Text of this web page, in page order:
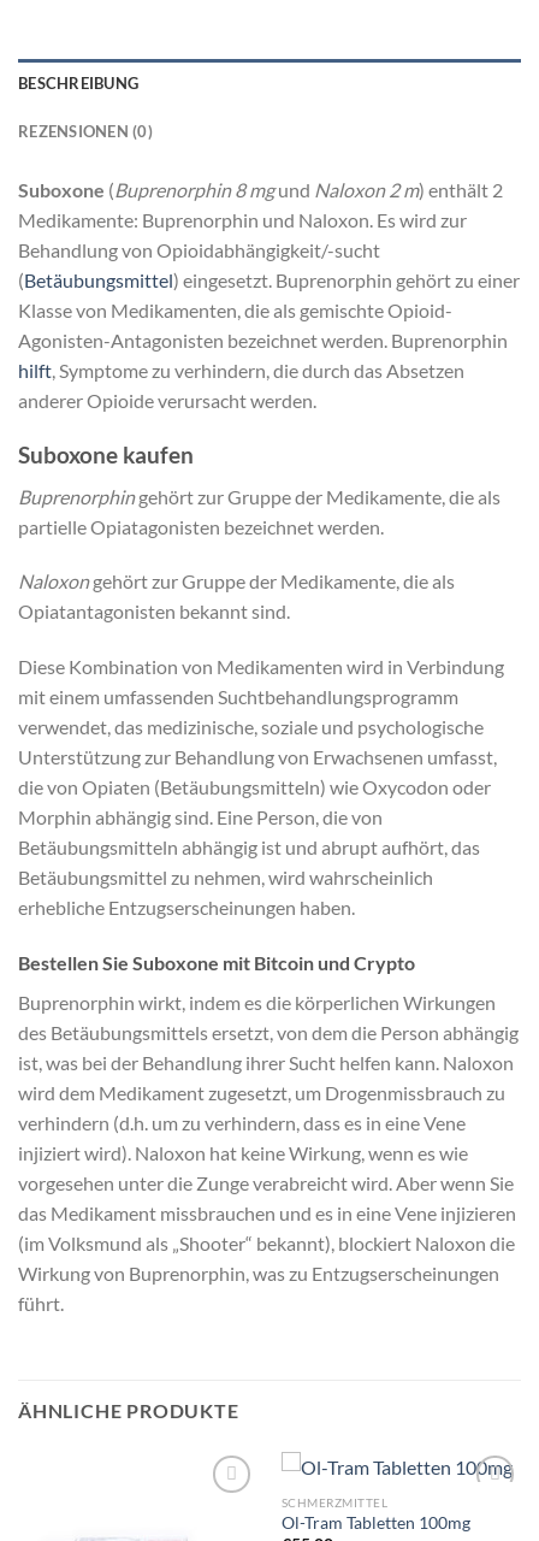
BESCHREIBUNG
REZENSIONEN (0)
Suboxone (Buprenorphin 8 mgund Naloxon 2 m) enthält 2
Medikamente: Buprenorphin und Naloxon. Es wird zur
Behandlung von Opioidabhängigkeit/-sucht
(Betäubungsmittel) eingesetzt. Buprenorphin gehört zu einer
Klasse von Medikamenten, die als gemischte Opioid-
Agonisten-Antagonisten bezeichnet werden. Buprenorphin
hilft, Symptome zu verhindern, die durch das Absetzen
anderer Opioide verursacht werden.
Suboxone kaufen
Buprenorphingehört zur Gruppe der Medikamente, die als
partielle Opiatagonisten bezeichnet werden.
Naloxongehört zur Gruppe der Medikamente, die als
Opiatantagonisten bekannt sind.
Diese Kombination von Medikamenten wird in Verbindung
mit einem umfassenden Suchtbehandlungsprogramm
verwendet, das medizinische, soziale und psychologische
Unterstützung zur Behandlung von Erwachsenen umfasst,
die von Opiaten (Betäubungsmitteln) wie Oxycodon oder
Morphin abhängig sind. Eine Person, die von
Betäubungsmitteln abhängig ist und abrupt aufhört, das
Betäubungsmittel zu nehmen, wird wahrscheinlich
erhebliche Entzugserscheinungen haben.
Bestellen Sie Suboxone mit Bitcoin und Crypto
Buprenorphin wirkt, indem es die körperlichen Wirkungen
des Betäubungsmittels ersetzt, von dem die Person abhängig
ist, was bei der Behandlung ihrer Sucht helfen kann. Naloxon
wird dem Medikament zugesetzt, um Drogenmissbrauch zu
verhindern (d.h. um zu verhindern, dass es in eine Vene
injiziert wird). Naloxon hat keine Wirkung, wenn es wie
vorgesehen unter die Zunge verabreicht wird. Aber wenn Sie
das Medikament missbrauchen und es in eine Vene injizieren
(im Volksmund als „Shooter“ bekannt), blockiert Naloxon die
Wirkung von Buprenorphin, was zu Entzugserscheinungen
führt.
ÄHNLICHE PRODUKTE
SCHMERZMITTEL
Ol-Tram Tabletten 100mg